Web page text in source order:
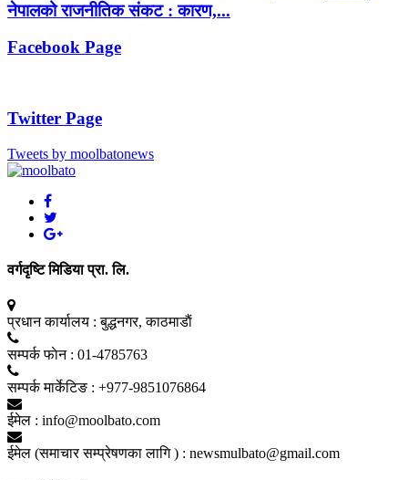
नेपालको राजनीतिक संकट : कारण,...
Facebook Page
Twitter Page
Tweets by moolbatonews
वर्गदृष्टि मिडिया प्रा. लि.
प्रधान कार्यालय : बुद्धनगर, काठमाडाैं
सम्पर्क फाेन : 01-4785763
सम्पर्क मार्केटिङ : +977-9851076864
ईमेल : info@moolbato.com
ईमेल (समाचार सम्प्रेषणका लागि ) : newsmulbato@gmail.com